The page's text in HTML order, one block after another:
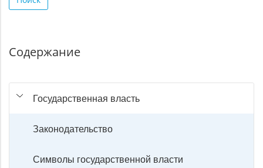
для
Содержание
Государственная власть
Законодательство
Символы государственной власти